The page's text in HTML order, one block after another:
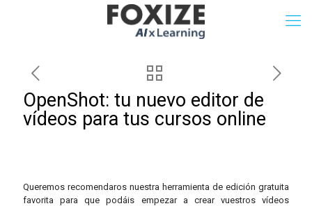
OpenShot: tu nuevo editor de
vídeos para tus cursos online
Queremos recomendaros nuestra herramienta de edición gratuita
favorita para que podáis empezar a crear vuestros vídeos